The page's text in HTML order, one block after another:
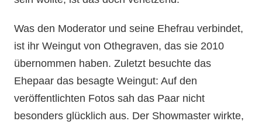
Was den Moderator und seine Ehefrau verbindet,
ist ihr Weingut von Othegraven, das sie 2010
übernommen haben. Zuletzt besuchte das
Ehepaar das besagte Weingut: Auf den
veröffentlichten Fotos sah das Paar nicht
besonders glücklich aus. Der Showmaster wirkte,